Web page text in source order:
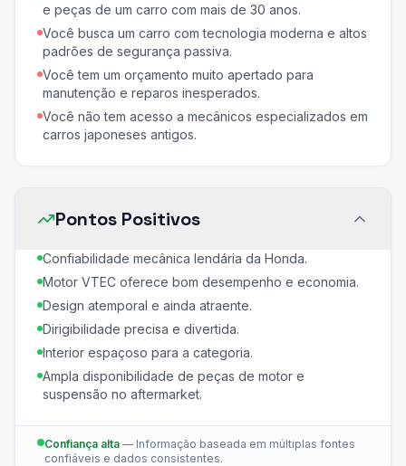
e peças de um carro com mais de 30 anos.
Você busca um carro com tecnologia moderna e altos
padrões de segurança passiva.
Você tem um orçamento muito apertado para
manutenção e reparos inesperados.
Você não tem acesso a mecânicos especializados em
carros japoneses antigos.
Pontos Positivos
Confiabilidade mecânica lendária da Honda.
Motor VTEC oferece bom desempenho e economia.
Design atemporal e ainda atraente.
Dirigibilidade precisa e divertida.
Interior espaçoso para a categoria.
Ampla disponibilidade de peças de motor e
suspensão no aftermarket.
Confiança alta — Informação baseada em múltiplas fontes
confiáveis e dados consistentes.